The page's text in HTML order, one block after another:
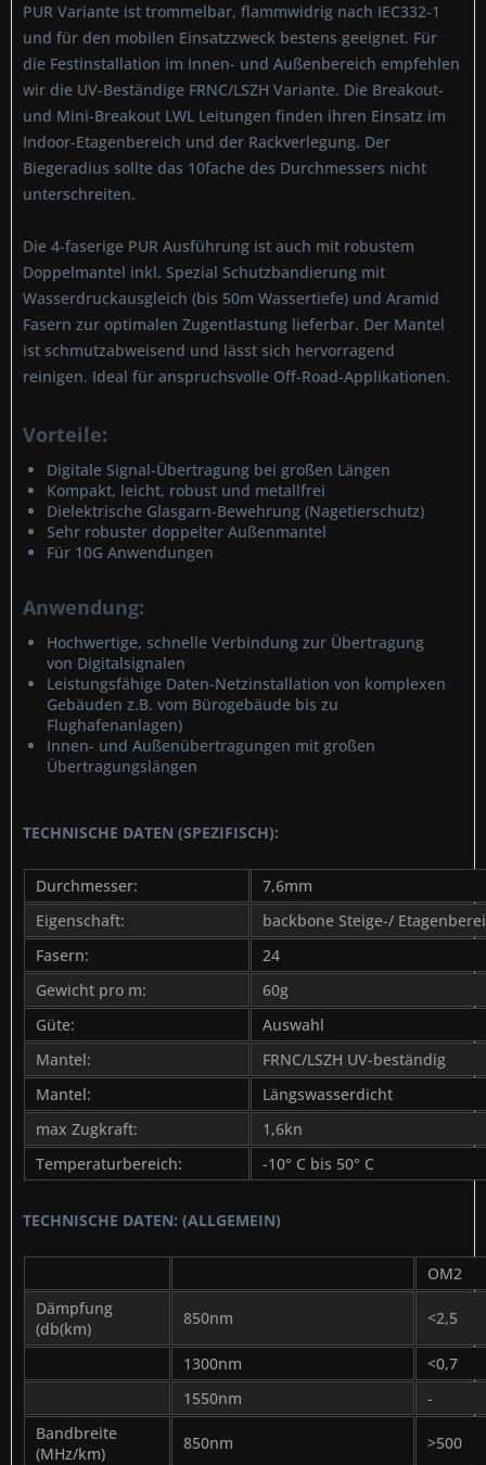
PUR Variante ist trommelbar, flammwidrig nach IEC332-1
und für den mobilen Einsatzzweck bestens geeignet. Für
die Festinstallation im Innen- und Außenbereich empfehlen
wir die UV-Beständige FRNC/LSZH Variante. Die Breakout-
und Mini-Breakout LWL Leitungen finden ihren Einsatz im
Indoor-Etagenbereich und der Rackverlegung. Der
Biegeradius sollte das 10fache des Durchmessers nicht
unterschreiten.
Die 4-faserige PUR Ausführung ist auch mit robustem
Doppelmantel inkl. Spezial Schutzbandierung mit
Wasserdruckausgleich (bis 50m Wassertiefe) und Aramid
Fasern zur optimalen Zugentlastung lieferbar. Der Mantel
ist schmutzabweisend und lässt sich hervorragend
reinigen. Ideal für anspruchsvolle Off-Road-Applikationen.
Vorteile:
Digitale Signal-Übertragung bei großen Längen
Kompakt, leicht, robust und metallfrei
Dielektrische Glasgarn-Bewehrung (Nagetierschutz)
Sehr robuster doppelter Außenmantel
Für 10G Anwendungen
Anwendung:
Hochwertige, schnelle Verbindung zur Übertragung
von Digitalsignalen
Leistungsfähige Daten-Netzinstallation von komplexen
Gebäuden z.B. vom Bürogebäude bis zu
Flughafenanlagen)
Innen- und Außenübertragungen mit großen
Übertragungslängen
TECHNISCHE DATEN (SPEZIFISCH):
Durchmesser:
7,6mm
Eigenschaft:
backbone Steige-/
Fasern:
24
Gewicht pro m:
60g
Güte:
Auswahl
Mantel:
FRNC/LSZH UV-beständig
Mantel:
Längswasserdicht
max Zugkraft:
1,6kn
Temperaturbereich:
-10° C bis 50° C
TECHNISCHE DATEN: (ALLGEMEIN)
OM2
Dämpfung
(db(km)
850nm <2,5
1300nm
<0,7
1550nm
-
Bandbreite
(MHz/km)
850nm >500